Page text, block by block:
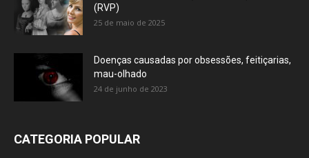
(RVP)
25 de maio de 2025
Doenças causadas por obsessões, feitiçarias,
mau-olhado
24 de junho de 2023
CATEGORIA POPULAR